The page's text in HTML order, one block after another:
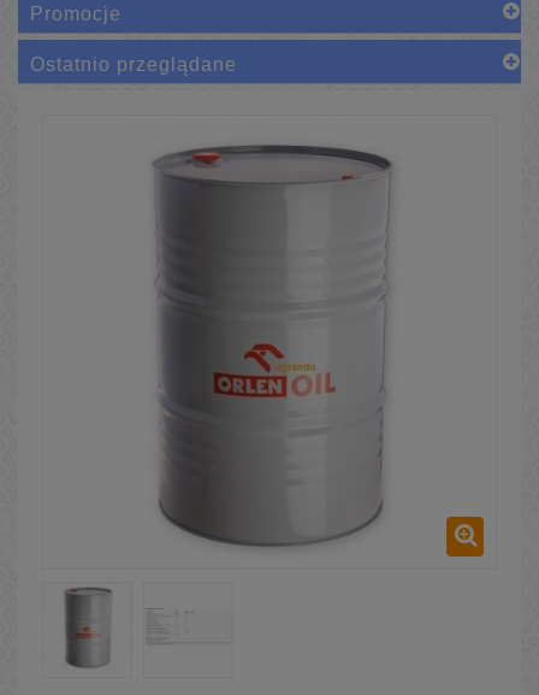
Promocje
Ostatnio przeglądane